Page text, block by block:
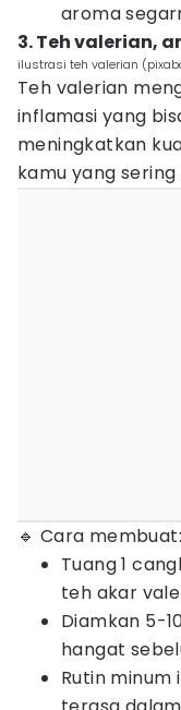
aroma
3. Teh valerian,
ilustrasi teh valerian
Teh valerian
inflamasi yang
meningkatkan
kamu yang sering
🔹 Cara membuat:
Tuang 1
teh akar
Diamkan 5-
hangat
Rutin minum